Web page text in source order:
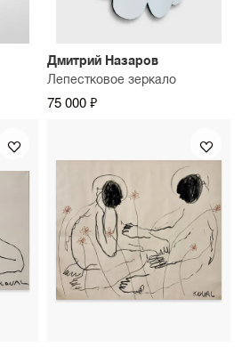
Дмитрий Назаров
Лепестковое зеркало
75 000 ₽